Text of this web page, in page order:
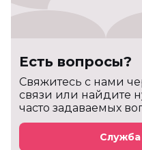
Есть вопросы?
Cвяжитесь с нами
связи или найдите
часто задаваемых